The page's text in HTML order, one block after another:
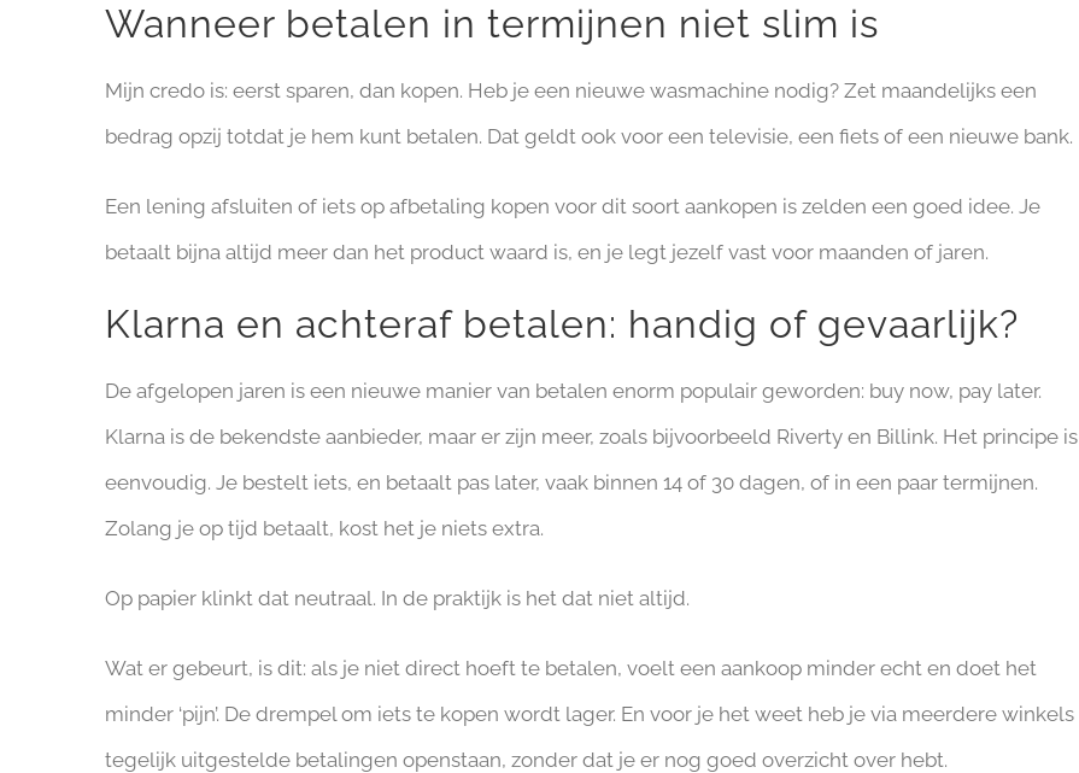
Wanneer betalen in termijnen niet slim is
Mijn credo is: eerst sparen, dan kopen. Heb je een nieuwe wasmachine nodig? Zet maandelijks een
bedrag opzij totdat je hem kunt betalen. Dat geldt ook voor een televisie, een fiets of een nieuwe bank.
Een lening afsluiten of iets op afbetaling kopen voor dit soort aankopen is zelden een goed idee. Je
betaalt bijna altijd meer dan het product waard is, en je legt jezelf vast voor maanden of jaren.
Klarna en achteraf betalen: handig of gevaarlijk?
De afgelopen jaren is een nieuwe manier van betalen enorm populair geworden: buy now, pay later.
Klarna is de bekendste aanbieder, maar er zijn meer, zoals bijvoorbeeld Riverty en Billink. Het principe is
eenvoudig. Je bestelt iets, en betaalt pas later, vaak binnen 14 of 30 dagen, of in een paar termijnen.
Zolang je op tijd betaalt, kost het je niets extra.
Op papier klinkt dat neutraal. In de praktijk is het dat niet altijd.
Wat er gebeurt, is dit: als je niet direct hoeft te betalen, voelt een aankoop minder echt en doet het
minder ‘pijn’. De drempel om iets te kopen wordt lager. En voor je het weet heb je via meerdere winkels
tegelijk uitgestelde betalingen openstaan, zonder dat je er nog goed overzicht over hebt.